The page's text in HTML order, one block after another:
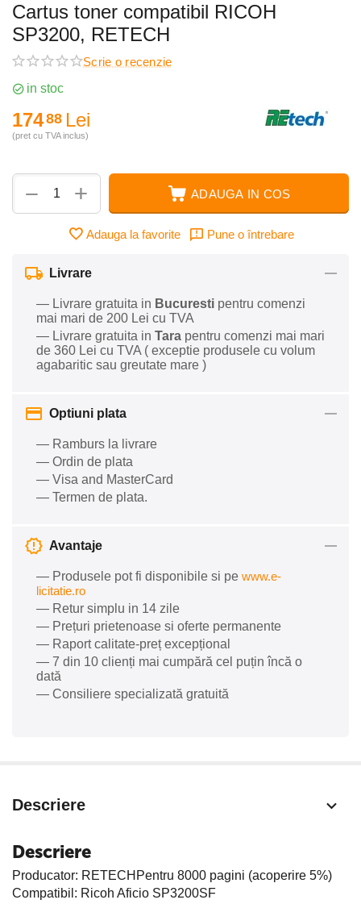
Cartus toner compatibil RICOH
SP3200, RETECH
Scrie o recenzie
in stoc
17488 Lei
(pret cu TVA inclus)
+
− ADAUGA IN COS
Adauga la favorite Pune o întrebare
Livrare
— Livrare gratuita in Bucuresti pentru comenzi
mai mari de 200 Lei cu TVA
— Livrare gratuita in Tara pentru comenzi mai mari
de 360 Lei cu TVA ( exceptie produsele cu volum
agabaritic sau greutate mare )
Optiuni plata
— Ramburs la livrare
— Ordin de plata
— Visa and MasterCard
— Termen de plata.
Avantaje
— Produsele pot fi disponibile si pe www.e-
licitatie.ro
— Retur simplu in 14 zile
— Prețuri prietenoase si oferte permanente
— Raport calitate-preț excepțional
— 7 din 10 clienți mai cumpără cel puțin încă o
dată
— Consiliere specializată gratuită
Descriere
Descriere
Producator: RETECHPentru 8000 pagini (acoperire 5%)
Compatibil: Ricoh Aficio SP3200SF